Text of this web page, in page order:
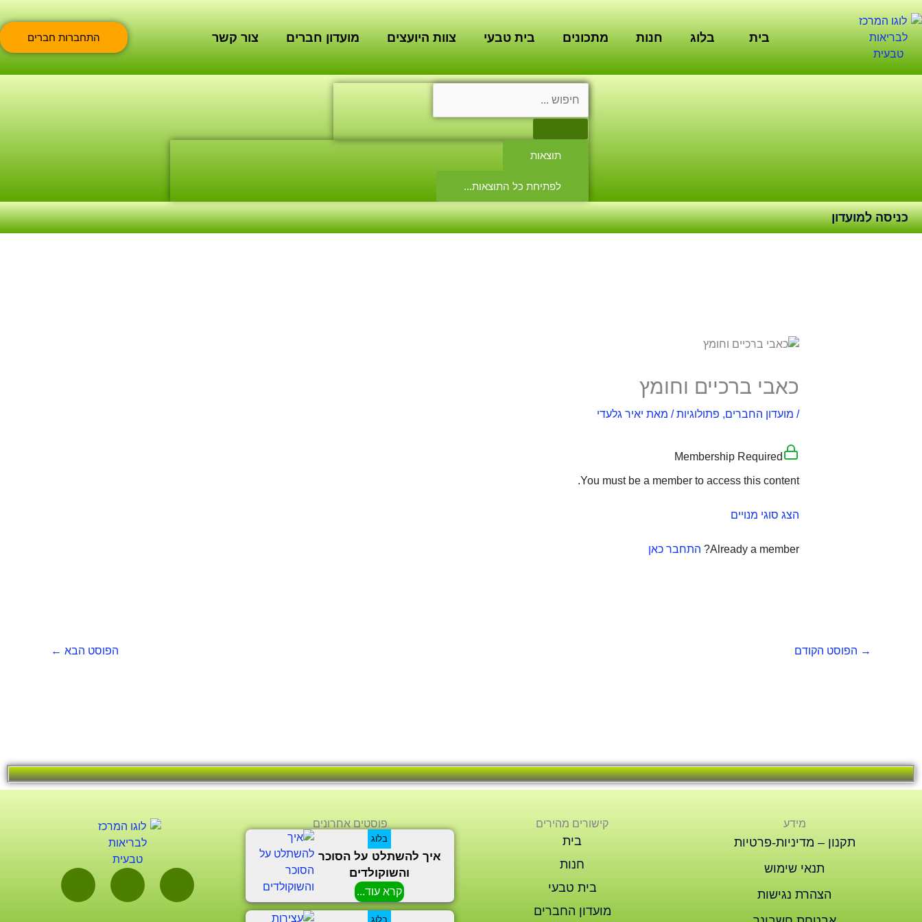
לתוכן
בית בלוג חנות מתכונים בית טבעי צוות היועצים מועדון חברים צור קשר התחברות חברים
תוצאות
לפתיחת כל התוצאות...
כניסה למועדון
כאבי ברכיים וחומץ
/ מועדון החברים, פתולוגיות/ מאת יאיר גלעדי
Membership Required
You must be a member to access this content.
הצג סוגי מנויים
Already a member? התחבר כאן
→ הפוסט הקודם הפוסט הבא ←
מידע
תקנון – מדיניות-פרטיות
תנאי שימוש
הצהרת נגישות
קישורים מהירים
בית
חנות
בית טבעי
מועדון החברים
פוסטים אחרונים
בלוג
איך להשתלט על הסוכר
והשוקולדים
קרא עוד...
בלוג
F
W